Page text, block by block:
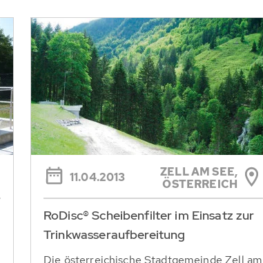
11.04.2013
ZELL AM SEE,
ÖSTERREICH
RoDisc® Scheibenfilter im Einsatz zur
Trinkwasseraufbereitung
Die österreichische Stadtgemeinde Zell am